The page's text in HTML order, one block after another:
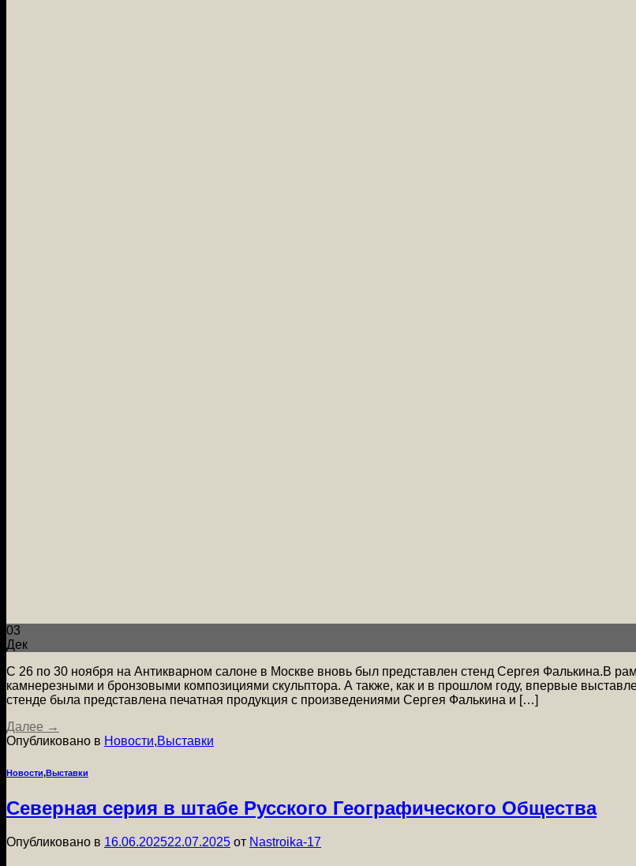
03
Дек
С 26 по 30 ноября на Антикварном салоне в Москве вновь был представлен стенд Сергея Фалькина.В
камнерезными и бронзовыми композициями скульптора. А также, как и в прошлом году, впервые
стенде была представлена печатная продукция с произведениями Сергея Фалькина и […]
Далее →
Опубликовано в Новости,Выставки
Новости,Выставки
Северная серия в штабе Русского Географического Общества
Опубликовано в 16.06.202522.07.2025 от Nastroika-17